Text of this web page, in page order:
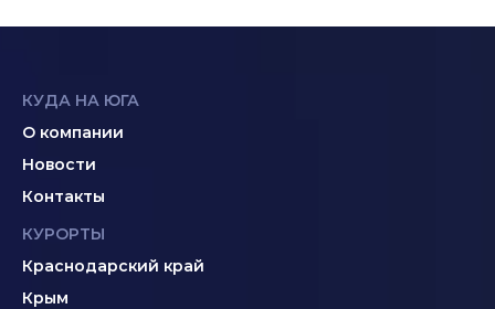
КУДА НА ЮГА
О компании
Новости
Контакты
КУРОРТЫ
Краснодарский край
Крым